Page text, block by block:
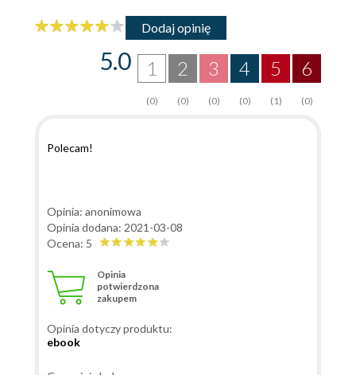
Dodaj opinię
6
(0)
5
(1)
4
(0)
3
(0)
2
(0)
1
(0)
5.0
Polecam!
Opinia: anonimowa
Opinia dodana: 2021-03-08
Ocena: 5
Opinia
potwierdzona
zakupem
Opinia dotyczy produktu:
ebook